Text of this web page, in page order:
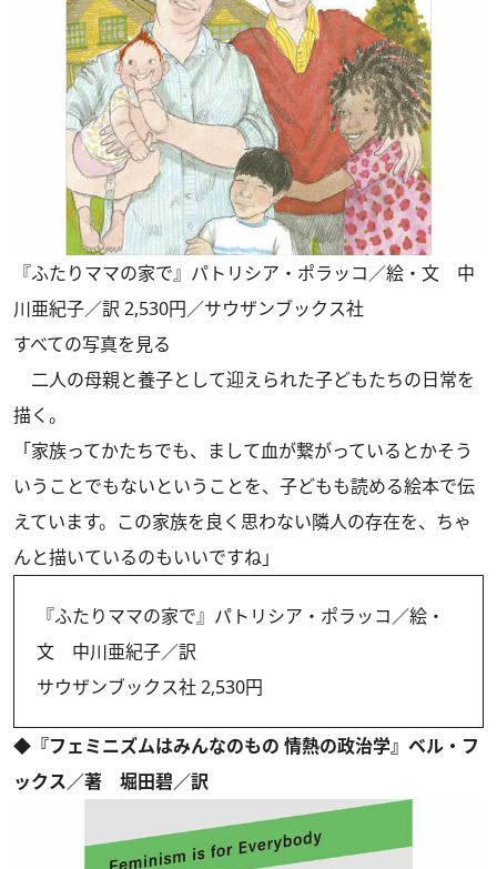
『ふたりママの家で』パトリシア・ポラッコ／絵・文 中
川亜紀子／訳 2,530円／サウザンブックス社
すべての写真を見る
二人の母親と養子として迎えられた子どもたちの日常を
描く。
「家族ってかたちでも、まして血が繋がっているとかそう
いうことでもないということを、子どもも読める絵本で伝
えています。この家族を良く思わない隣人の存在を、ちゃ
んと描いているのもいいですね」
『ふたりママの家で』パトリシア・ポラッコ／絵・
文 中川亜紀子／訳
サウザンブックス社 2,530円
◆『フェミニズムはみんなのもの 情熱の政治学』ベル・フ
ックス／著 堀田碧／訳